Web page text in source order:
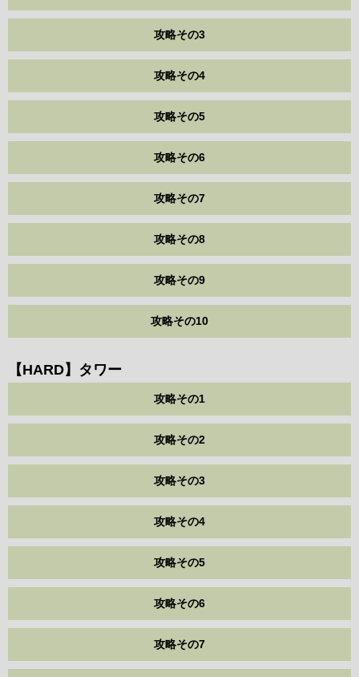
攻略その3
攻略その4
攻略その5
攻略その6
攻略その7
攻略その8
攻略その9
攻略その10
【HARD】タワー
攻略その1
攻略その2
攻略その3
攻略その4
攻略その5
攻略その6
攻略その7